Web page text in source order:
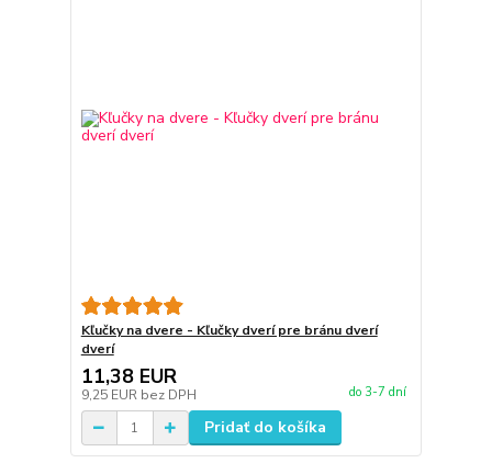
Kľučky na dvere - Kľučky dverí pre bránu dverí
dverí
11,38 EUR
9,25 EUR bez DPH do 3-7 dní
Pridať do košíka